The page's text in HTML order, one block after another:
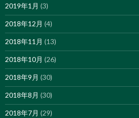
2019年1月 (3)
2018年12月 (4)
2018年11月 (13)
2018年10月 (26)
2018年9月 (30)
2018年8月 (30)
2018年7月 (29)